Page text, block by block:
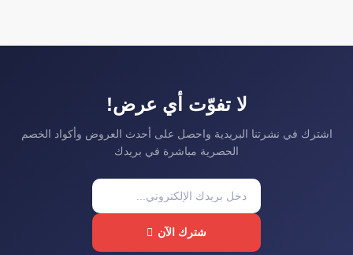
لا تفوّت أي عرض!
اشترك في نشرتنا البريدية واحصل على أحدث العروض وأكواد الخصم
الحصرية مباشرة في بريدك
شترك الآن